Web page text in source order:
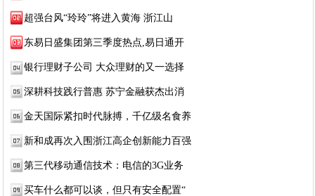
超强台风“玲玲”将进入黄海 浙江山
东易日盛集团第三季度热点,易日通开
银行理财子公司 大众理财的又一选择
深耕科技践行普惠 苏宁金融获杰出消
金天国际紧扣时代脉搏，千亿级名食养
新和成再次入围浙江高企创新能力百强
第三代移动通信技术：电信的3G业务
买车什么都可以谈，但只有安全配置“